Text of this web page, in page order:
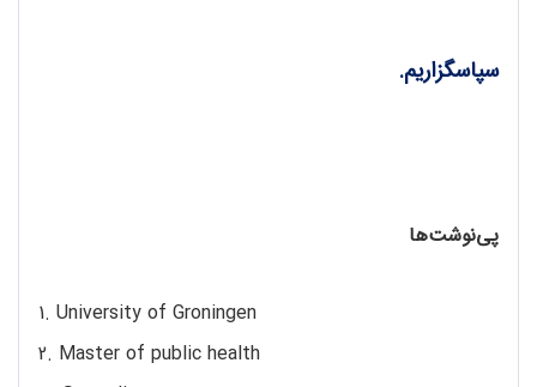
سپاسگزاریم.
پینوشتها
1. University of Groningen
2. Master of public health